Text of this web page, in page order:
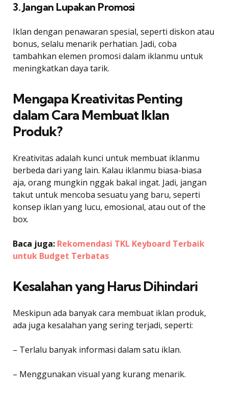
3. Jangan Lupakan Promosi
Iklan dengan penawaran spesial, seperti diskon atau
bonus, selalu menarik perhatian. Jadi, coba
tambahkan elemen promosi dalam iklanmu untuk
meningkatkan daya tarik.
Mengapa Kreativitas Penting
dalam Cara Membuat Iklan
Produk?
Kreativitas adalah kunci untuk membuat iklanmu
berbeda dari yang lain. Kalau iklanmu biasa-biasa
aja, orang mungkin nggak bakal ingat. Jadi, jangan
takut untuk mencoba sesuatu yang baru, seperti
konsep iklan yang lucu, emosional, atau out of the
box.
Baca juga: Rekomendasi TKL Keyboard Terbaik
untuk Budget Terbatas
Kesalahan yang Harus Dihindari
Meskipun ada banyak cara membuat iklan produk,
ada juga kesalahan yang sering terjadi, seperti:
– Terlalu banyak informasi dalam satu iklan.
– Menggunakan visual yang kurang menarik.